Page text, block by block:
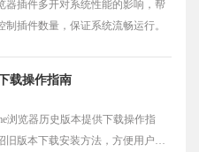
器插件多开对系统性能的影响，帮
制插件数量，保证系统流畅运行。
载操作指南
浏览器历史版本提供下载操作指
旧版本下载安装方法，方便用户获